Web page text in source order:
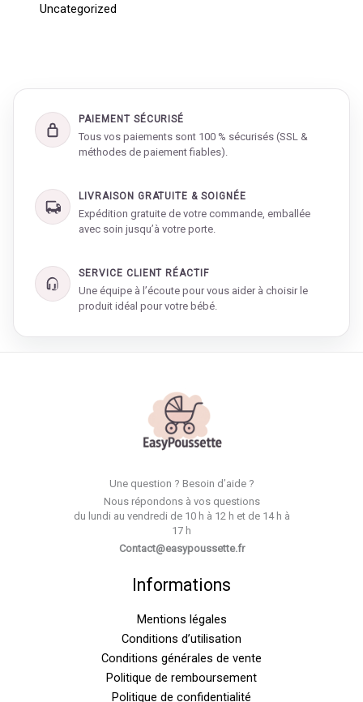
Uncategorized
PAIEMENT SÉCURISÉ
Tous vos paiements sont 100 % sécurisés (SSL &
méthodes de paiement fiables).
LIVRAISON GRATUITE & SOIGNÉE
Expédition gratuite de votre commande, emballée
avec soin jusqu’à votre porte.
SERVICE CLIENT RÉACTIF
Une équipe à l’écoute pour vous aider à choisir le
produit idéal pour votre bébé.
Une question ? Besoin d’aide ?
Nous répondons à vos questions
du lundi au vendredi de 10 h à 12 h et de 14 h à
17 h
Contact@easypoussette.fr
Informations
Mentions légales
Conditions d’utilisation
Conditions générales de vente
Politique de remboursement
Politique de confidentialité